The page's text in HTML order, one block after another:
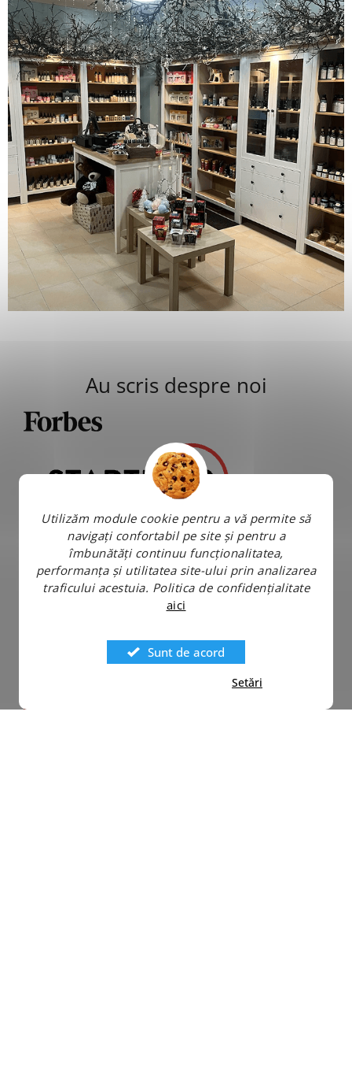
Utilizăm module cookie pentru a vă permite să
navigați confortabil pe site și pentru a
îmbunătăți continuu funcționalitatea,
performanța și utilitatea site-ului prin analizarea
traficului acestuia. Politica de confidențialitate
aici
Sunt de acord
Setări
Au scris despre noi